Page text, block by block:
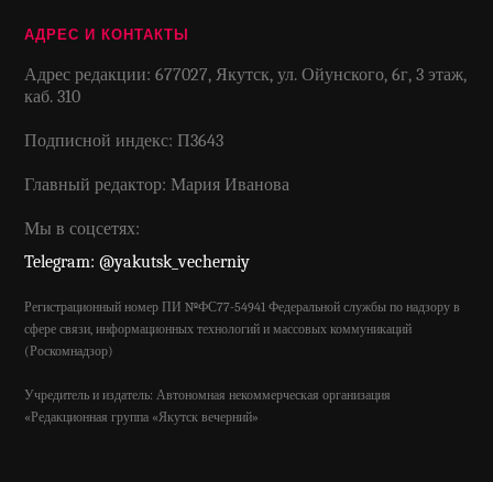
АДРЕС И КОНТАКТЫ
Адрес редакции: 677027, Якутск, ул. Ойунского, 6г, 3 этаж,
каб. 310
Подписной индекс: П3643
Главный редактор: Мария Иванова
Мы в соцсетях:
Telegram: @yakutsk_vecherniy
Регистрационный номер ПИ №ФС77-54941 Федеральной службы по надзору в
сфере связи, информационных технологий и массовых коммуникаций
(Роскомнадзор)
Учредитель и издатель: Автономная некоммерческая организация
«Редакционная группа «Якутск вечерний»